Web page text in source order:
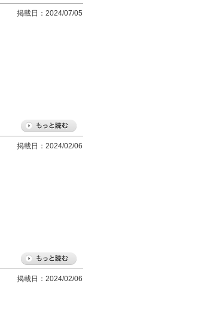
掲載日：2024/07/05
掲載日：2024/02/06
掲載日：2024/02/06